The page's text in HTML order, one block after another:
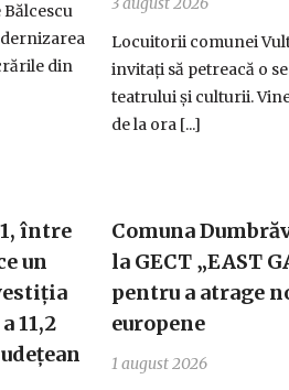
din
Locuitorii comunei
invitați să petreacă o
teatrului și culturii.
de la ora [...]
între
un
11,2
Comuna
la GECT „EAST
pentru a atrage
europene
1 august 2026